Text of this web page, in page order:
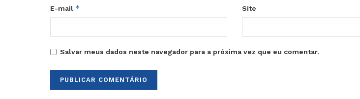
E-mail * Site
Salvar meus dados neste navegador para a próxima vez que eu comentar.